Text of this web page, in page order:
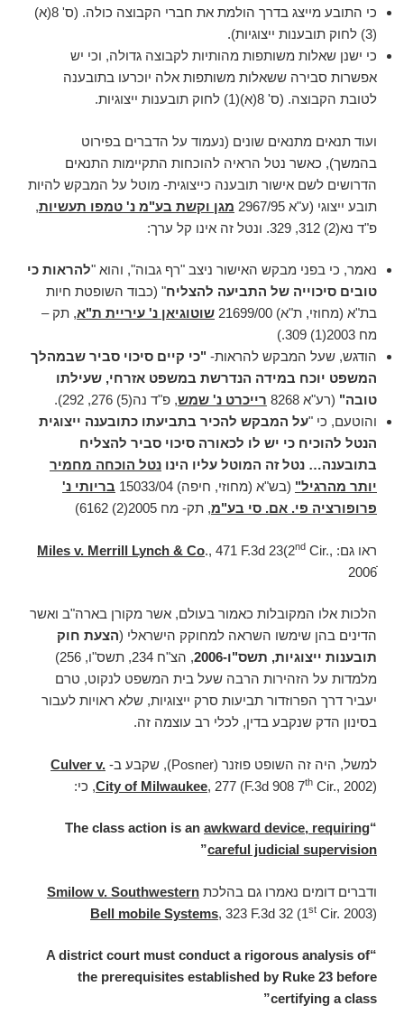
כי התובע מייצג בדרך הולמת את חברי הקבוצה כולה. (ס' 8(א)
(3) לחוק תובענות ייצוגיות).
כי ישנן שאלות משותפות מהותיות לקבוצה גדולה, וכי יש
אפשרות סבירה ששאלות משותפות אלה יוכרעו בתובענה
לטובת הקבוצה. (ס' 8(א)(1) לחוק תובענות ייצוגיות.
ועוד תנאים מתנאים שונים (נעמוד על הדברים בפירוט
בהמשך), כאשר נטל הראיה להוכחות התקיימות התנאים
הדרושים לשם אישור תובענה כייצוגית- מוטל על המבקש להיות
תובע ייצוגי (ע"א 2967/95
מגן וקשת בע"מ נ' טמפו תעשיות,
פ"ד נא(2) 312, 329. ונטל זה אינו קל ערך:
נאמר, כי בפני מבקש האישור ניצב "רף גבוה", והוא "להראות כי
טובים סיכוייה של התביעה להצליח" (כבוד השופטת חיות
בת"א (מחוזי, ת"א) 21699/00
שוטוגיאן נ' עיריית ת"א, תק –
מח 2003(1) 309.)
הודגש, שעל המבקש להראות- "כי קיים סיכוי סביר שבמהלך
המשפט יוכח במידה הנדרשת במשפט אזרחי, שעילתו
טובה" (רע"א 8268 רייכרט נ' שמש, פ"ד נה(5) 276, 292).
והוטעם, כי "על המבקש להכיר בתביעתו כתובענה ייצוגית
הנטל להוכיח כי יש לו לכאורה סיכוי סביר להצליח
בתובענה… נטל זה המוטל עליו הינו נטל הוכחה מחמיר
יותר מהרגיל" (בש"א (מחוזי, חיפה) 15033/04
בריותי נ'
פרופורציה פי. אם. סי בע"מ, תק- מח 2005(2) 6162)
ראו גם: Miles v. Merrill Lynch & Co., 471 F.3d 23(2nd Cir.,
2006ׁׁׁ
הלכות אלו המקובלות כאמור בעולם, אשר מקורן בארה"ב ואשר
הדינים בהן שימשו השראה למחוקק הישראלי (הצעת חוק
תובענות ייצוגיות, תשס"ו-2006
, הצ"ח 234, תשס"ו, 256)
מלמדות על הזהירות הרבה שעל בית המשפט לנקוט, טרם
יעביר דרך הפרוזדור תביעות סרק ייצוגיות, שלא ראויות לעבור
בסינון הדק שנקבע בדין, לכלי רב עוצמה זה.
למשל, היה זה השופט פוזנר (Posner), שקבע ב-
Culver v.
City of Milwaukee, 277 (F.3d 908 7th Cir., 2002), כי:
“The class action is an
awkward device, requiring
careful judicial supervision
”
ודברים דומים נאמרו גם בהלכת Smilow v. Southwestern
Bell mobile Systems, 323 F.3d 32 (1st Cir. 2003)
“A district court must conduct a rigorous analysis of
the prerequisites established by Ruke 23 before
certifying a class”